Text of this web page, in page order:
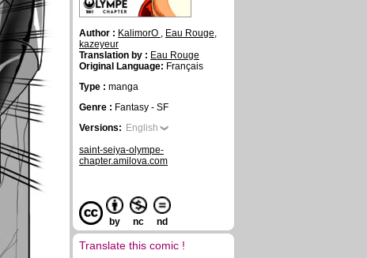
Author : KalimorO , Eau Rouge,
kazeyeur
Translation by : Eau Rouge
Original Language: Français
Type : manga
Genre : Fantasy - SF
Versions: English
saint-seiya-olympe-
chapter.amilova.com
by nc nd
Translate this comic !